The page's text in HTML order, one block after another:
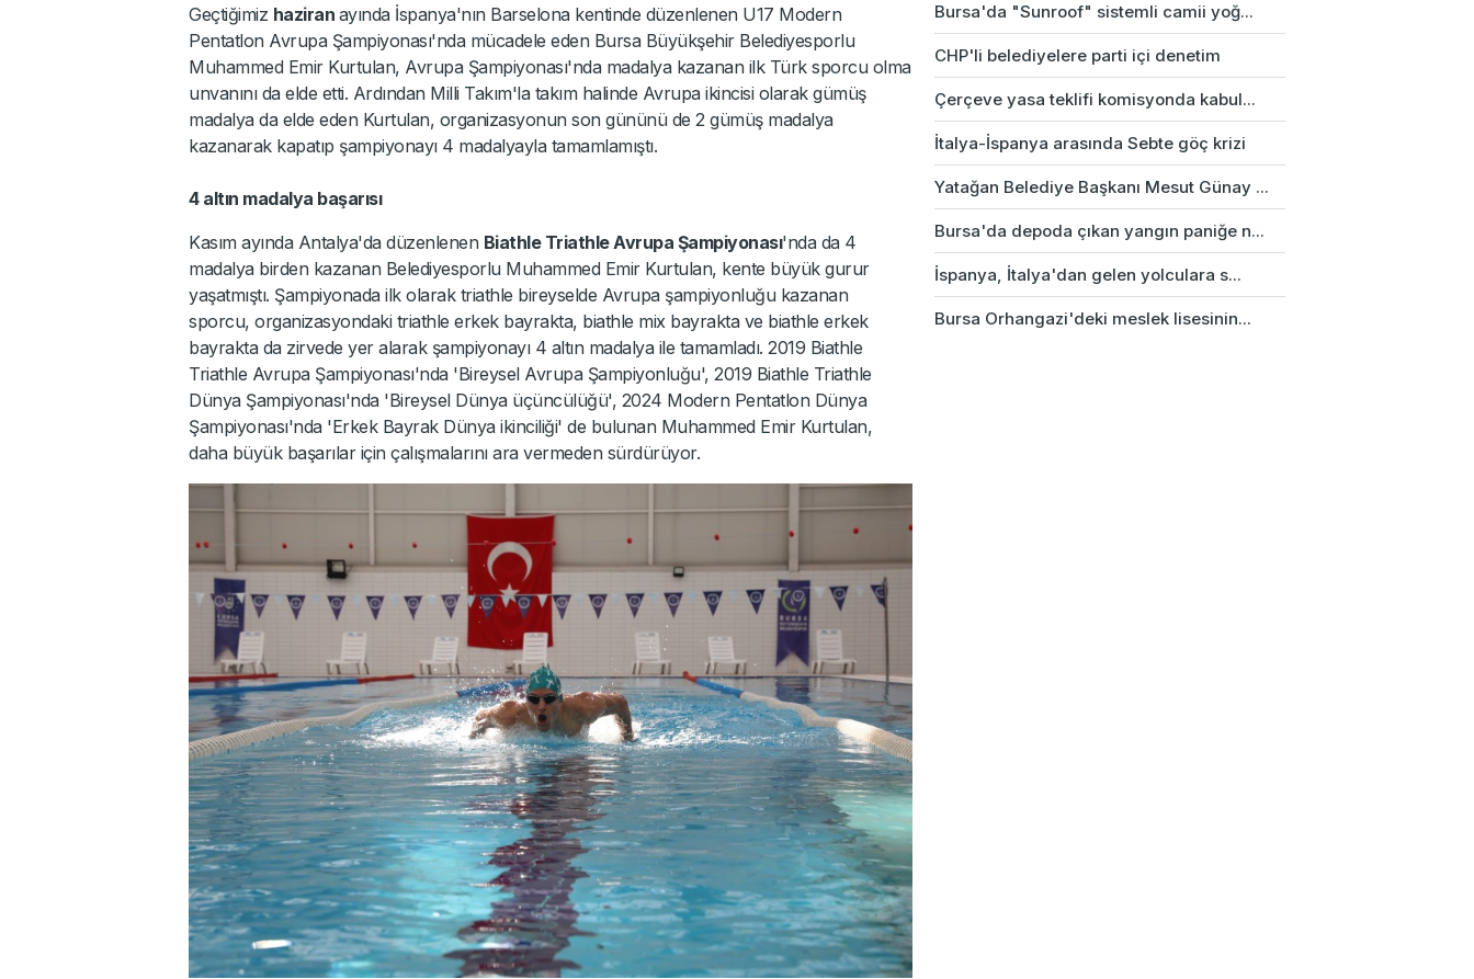
Geçtiğimiz haziran ayında İspanya'nın Barselona kentinde düzenlenen U17 Modern
Pentatlon Avrupa Şampiyonası'nda mücadele eden Bursa Büyükşehir Belediyesporlu
Muhammed Emir Kurtulan, Avrupa Şampiyonası'nda madalya kazanan ilk Türk sporcu olma
unvanını da elde etti. Ardından Milli Takım'la takım halinde Avrupa ikincisi olarak gümüş
madalya da elde eden Kurtulan, organizasyonun son gününü de 2 gümüş madalya
kazanarak kapatıp şampiyonayı 4 madalyayla tamamlamıştı.
4 altın madalya başarısı
Kasım ayında Antalya'da düzenlenen Biathle Triathle Avrupa Şampiyonası'nda da 4
madalya birden kazanan Belediyesporlu Muhammed Emir Kurtulan, kente büyük gurur
yaşatmıştı. Şampiyonada ilk olarak triathle bireyselde Avrupa şampiyonluğu kazanan
sporcu, organizasyondaki triathle erkek bayrakta, biathle mix bayrakta ve biathle erkek
bayrakta da zirvede yer alarak şampiyonayı 4 altın madalya ile tamamladı. 2019 Biathle
Triathle Avrupa Şampiyonası'nda 'Bireysel Avrupa Şampiyonluğu', 2019 Biathle Triathle
Dünya Şampiyonası'nda 'Bireysel Dünya üçüncülüğü', 2024 Modern Pentatlon Dünya
Şampiyonası'nda 'Erkek Bayrak Dünya ikinciliği' de bulunan Muhammed Emir Kurtulan,
daha büyük başarılar için çalışmalarını ara vermeden sürdürüyor.
Bursa'da "Sunroof" sistemli camii yoğ...
CHP'li belediyelere parti içi denetim
Çerçeve yasa teklifi komisyonda kabul...
İtalya-İspanya arasında Sebte göç krizi
Yatağan Belediye Başkanı Mesut Günay ...
Bursa'da depoda çıkan yangın paniğe n...
İspanya, İtalya'dan gelen yolculara s...
Bursa Orhangazi'deki meslek lisesinin...